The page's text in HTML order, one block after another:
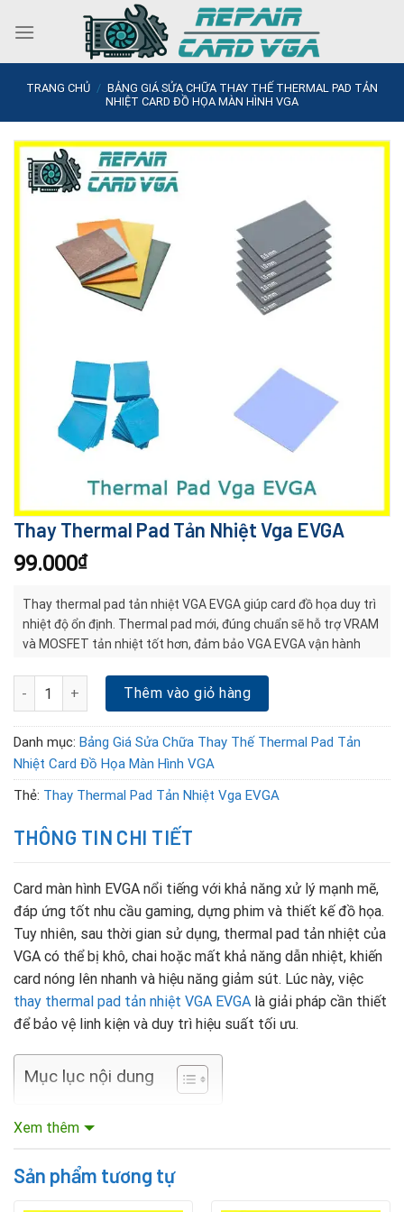
TRANG CHỦ / BẢNG GIÁ SỬA CHỮA THAY THẾ THERMAL PAD TẢN
NHIỆT CARD ĐỒ HỌA MÀN HÌNH VGA
Thay Thermal Pad Tản Nhiệt Vga EVGA
99.000₫
Thay thermal pad tản nhiệt VGA EVGA giúp card đồ họa duy trì
nhiệt độ ổn định. Thermal pad mới, đúng chuẩn sẽ hỗ trợ VRAM
và MOSFET tản nhiệt tốt hơn, đảm bảo VGA EVGA vận hành
Thay Thermal Pad Tản Nhiệt Vga EVGA số lượng
Thêm vào giỏ hàng
Danh mục: Bảng Giá Sửa Chữa Thay Thế Thermal Pad Tản
Nhiệt Card Đồ Họa Màn Hình VGA
Thẻ: Thay Thermal Pad Tản Nhiệt Vga EVGA
THÔNG TIN CHI TIẾT
Card màn hình EVGA nổi tiếng với khả năng xử lý mạnh mẽ,
đáp ứng tốt nhu cầu gaming, dựng phim và thiết kế đồ họa.
Tuy nhiên, sau thời gian sử dụng, thermal pad tản nhiệt của
VGA có thể bị khô, chai hoặc mất khả năng dẫn nhiệt, khiến
card nóng lên nhanh và hiệu năng giảm sút. Lúc này, việc
thay thermal pad tản nhiệt VGA EVGA là giải pháp cần thiết
để bảo vệ linh kiện và duy trì hiệu suất tối ưu.
Mục lục nội dung
Khi nào cần thay thermal pad VGA EVGA?
cho GPU.
Xem thêm
Sản phẩm tương tự